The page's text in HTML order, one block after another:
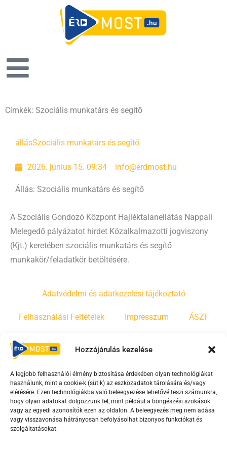
Hozzájárulás kezelése
A legjobb felhasználói élmény biztosítása érdekében olyan technológiákat
használunk, mint a cookie-k (sütik) az eszközadatok tárolására és/vagy
elérésére. Ezen technológiákba való beleegyezése lehetővé teszi számunkra,
hogy olyan adatokat dolgozzunk fel, mint például a böngészési szokások
vagy az egyedi azonosítók ezen az oldalon. A beleegyezés meg nem adása
vagy visszavonása hátrányosan befolyásolhat bizonyos funkciókat és
szolgáltatásokat.
Címkék: Szociális munkatárs és segítő
állásSzociális munkatárs és segítő
2026. június 15. 09:34 info@erdmost.hu
Állás: Szociális munkatárs és segítő
A Szociális Gondozó Központ Hajléktalanellátás Nappali
Melegedő pályázatot hirdet Közalkalmazotti jogviszony
(Kjt.) keretében szociális munkatárs és segítő
munkakör/feladatkör betöltésére.
Adatvédelmi és adatkezelési tájékoztató
Felhasználási Feltételek Impresszum ÁSZF
Irányelvek
F
a
c
e
b
Y
o
u
t
u
T
i
k
t